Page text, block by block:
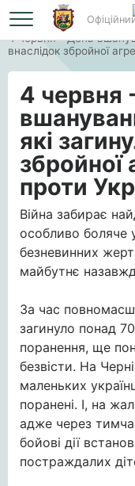
Головна
4 червня - День
внаслідок збройної
4 червня
які
збройної
проти
Війна забирає
особливо боляче
безневинних
майбутнє
За час
загинуло понад
поранення, ще
безвісти. На
маленьких
поранені. І, на
адже через
бойові дії
постраждалих